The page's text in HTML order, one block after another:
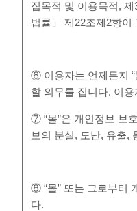
집목적 및 이용목적,
법률」 제22조제2항
⑥ 이용자는 언제든지 “
할 의무를 집니다. 이
⑦ “몰”은 개인정보 보
보의 분실, 도난, 유출,
⑧ “몰” 또는 그로부터
다.